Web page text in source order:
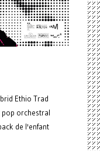
Ethio Trad
pop orchestral
de l'enfant